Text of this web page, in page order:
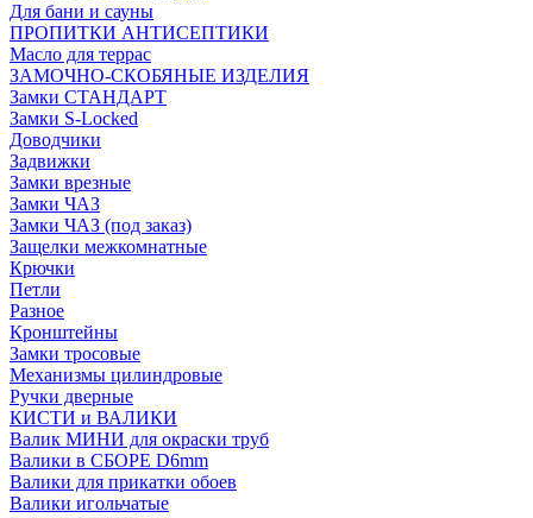
Для бани и сауны
ПРОПИТКИ АНТИСЕПТИКИ
Масло для террас
ЗАМОЧНО-СКОБЯНЫЕ ИЗДЕЛИЯ
Замки СТАНДАРТ
Замки S-Locked
Доводчики
Задвижки
Замки врезные
Замки ЧАЗ
Замки ЧАЗ (под заказ)
Защелки межкомнатные
Крючки
Петли
Разное
Кронштейны
Замки тросовые
Механизмы цилиндровые
Ручки дверные
КИСТИ и ВАЛИКИ
Валик МИНИ для окраски труб
Валики в СБОРЕ D6mm
Валики для прикатки обоев
Валики игольчатые